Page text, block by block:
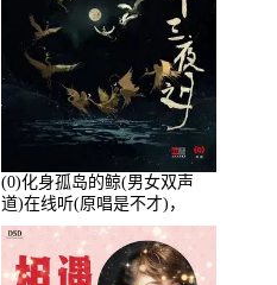
(0)化身孤岛的鲸(男女双声
道)在线听(原唱是不才)，
HGBai演唱点播:19428次